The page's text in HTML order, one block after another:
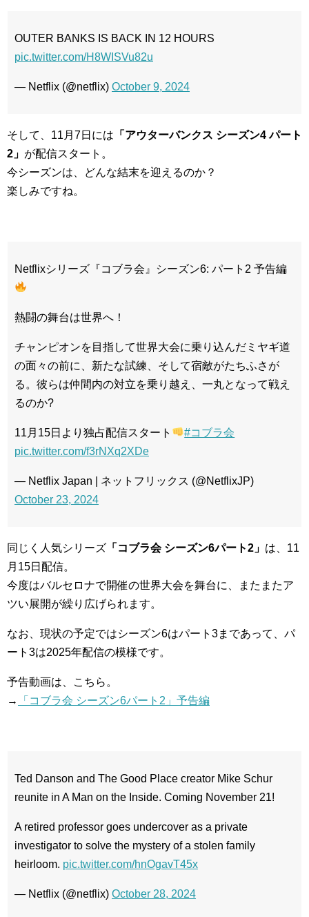
OUTER BANKS IS BACK IN 12 HOURS
pic.twitter.com/H8WISVu82u
— Netflix (@netflix) October 9, 2024
そして、11月7日には 「アウターバンクス シーズン4 パート
2」 が配信スタート。
今シーズンは、どんな結末を迎えるのか？
楽しみですね。
Netflixシリーズ『コブラ会』シーズン6: パート2 予告編
熱闘の舞台は世界へ！
チャンピオンを目指して世界大会に乗り込んだミヤギ道
の面々の前に、新たな試練、そして宿敵がたちふさが
る。彼らは仲間内の対立を乗り越え、一丸となって戦え
るのか?
11月15日より独占配信スタート
#コブラ会
pic.twitter.com/f3rNXq2XDe
— Netflix Japan | ネットフリックス (@NetflixJP)
October 23, 2024
同じく人気シリーズ 「コブラ会 シーズン6パート2」 は、11
月15日配信。
今度はバルセロナで開催の世界大会を舞台に、またまたア
ツい展開が繰り広げられます。
なお、現状の予定ではシーズン6はパート3まであって、パ
ート3は2025年配信の模様です。
予告動画は、こちら。
→
「コブラ会 シーズン6パート2」予告編
Ted Danson and The Good Place creator Mike Schur
reunite in A Man on the Inside. Coming November 21!
A retired professor goes undercover as a private
investigator to solve the mystery of a stolen family
heirloom. pic.twitter.com/hnOgavT45x
— Netflix (@netflix) October 28, 2024